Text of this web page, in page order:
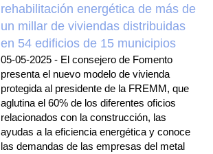
rehabilitación energética de más de
un millar de viviendas distribuidas
en 54 edificios de 15 municipios
05-05-2025 - El consejero de Fomento
presenta el nuevo modelo de vivienda
protegida al presidente de la FREMM, que
aglutina el 60% de los diferentes oficios
relacionados con la construcción, las
ayudas a la eficiencia energética y conoce
las demandas de las empresas del metal